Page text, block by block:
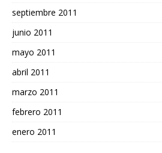
septiembre 2011
junio 2011
mayo 2011
abril 2011
marzo 2011
febrero 2011
enero 2011